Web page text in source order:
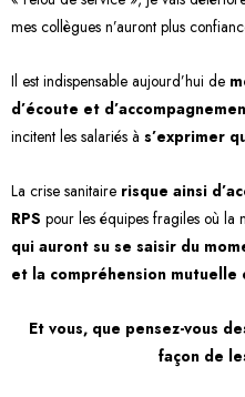
mes collègues n’auront plus
Il est indispensable aujourd’hui de
d’écoute et
incitent les salariés à s’exprimer
La crise sanitaire risque ainsi
RPS pour les équipes fragiles où la
qui auront su se saisir du
et la compréhension
Et vous, que pensez-vous
façon de